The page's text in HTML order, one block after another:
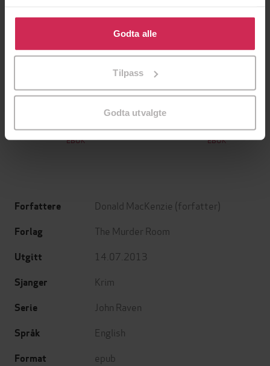
Klikk på «Godta alle» for å gi oss ditt samtykke til å
bruke cookies for alle disse formålene. Du kan også
tilpasse ditt samtykke til spesifikke formål ved å klikke
Godta alle
Tilpass
Godta utvalgte
199,-
EBOK
349,-
EBOK
Forfattere Donald MacKenzie (forfatter)
Forlag The Murder Room
Utgitt 14.07.2013
Sjanger Krim
Serie John Raven
Språk English
Format epub